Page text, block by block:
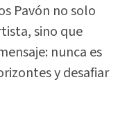
Pavón no solo
sino que
nunca es
y desafiar